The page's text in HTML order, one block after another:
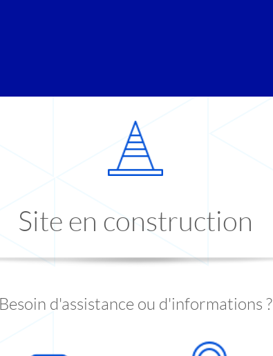
Site en construction
Besoin d'assistance ou d'informations ?